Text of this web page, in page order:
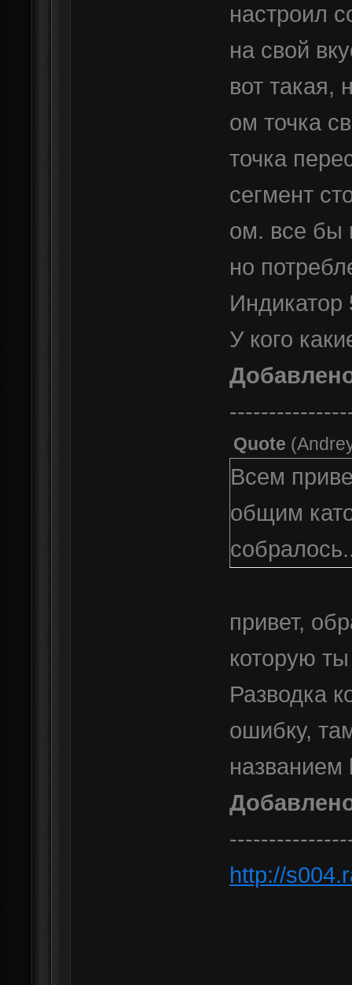
настроил
на свой
вот такая,
ом точка
точка
сегмент
ом. все бы
но
Индикатор
У кого
Quote (
Всем
общим
привет,
которую
Разводка
ошибку,
названием
http://